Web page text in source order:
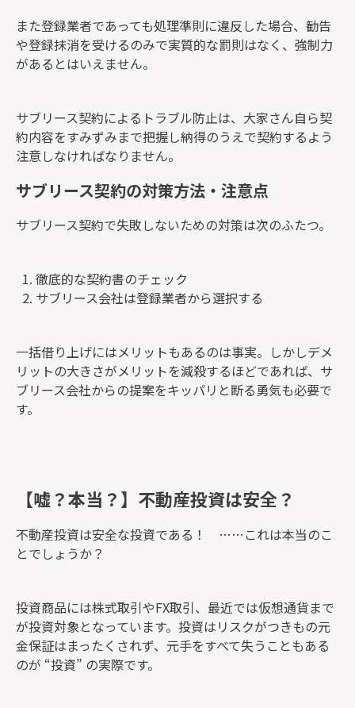
また登録業者であっても処理準則に違反した場合、勧告
や登録抹消を受けるのみで実質的な罰則はなく、強制力
があるとはいえません。
サブリース契約によるトラブル防止は、 大家さん自ら契
約内容をすみずみまで把握し納得のうえで契約するよう
注意しなければなりません。
サブリース契約の対策方法・注意点
サブリース契約で失敗しないための対策は次のふたつ。
徹底的な契約書のチェック
サブリース会社は登録業者から選択する
一括借り上げにはメリットもあるのは事実。しかしデメ
リットの大きさがメリットを減殺するほどであれば、サ
ブリース会社からの提案をキッパリと断る勇気も必要で
す。
【嘘？本当？】不動産投資は安全？
不動産投資は安全な投資である！ ……これは本当のこ
とでしょうか？
投資商品には株式取引やFX取引、最近では仮想通貨まで
が投資対象となっています。投資はリスクがつきもの元
金保証はまったくされず、元手をすべて失うこともある
のが “投資” の実際です。